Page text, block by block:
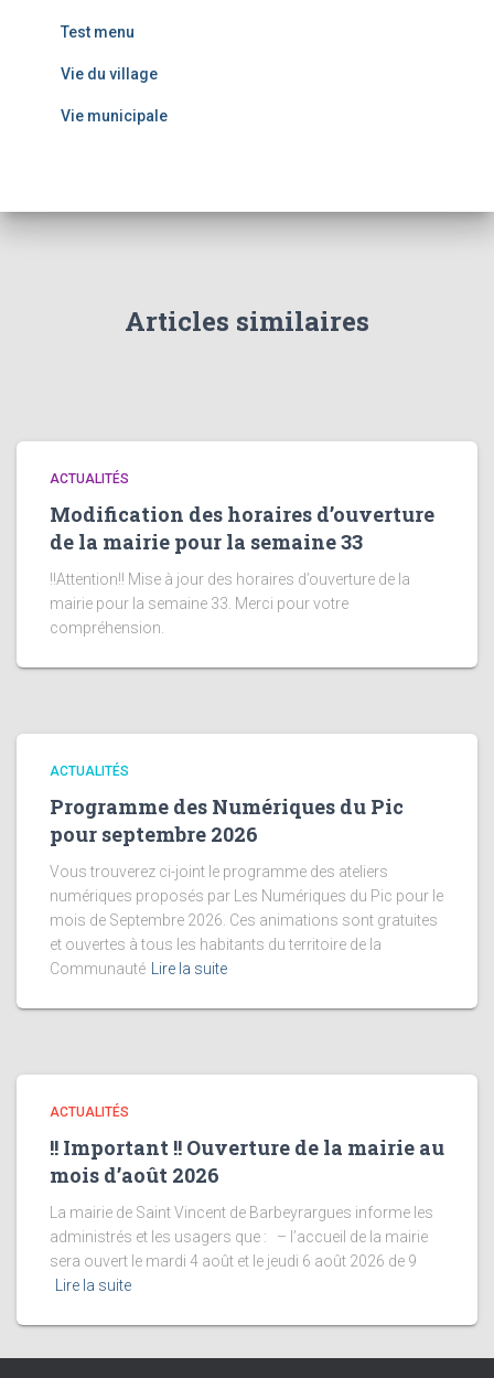
Test menu
Vie du village
Vie municipale
Articles similaires
ACTUALITÉS
Modification des horaires d’ouverture
de la mairie pour la semaine 33
!!Attention!! Mise à jour des horaires d’ouverture de la
mairie pour la semaine 33. Merci pour votre
compréhension.
ACTUALITÉS
Programme des Numériques du Pic
pour septembre 2026
Vous trouverez ci-joint le programme des ateliers
numériques proposés par Les Numériques du Pic pour le
mois de Septembre 2026. Ces animations sont gratuites
et ouvertes à tous les habitants du territoire de la
Communauté
Lire la suite
ACTUALITÉS
!! Important !! Ouverture de la mairie au
mois d’août 2026
La mairie de Saint Vincent de Barbeyrargues informe les
administrés et les usagers que : – l’accueil de la mairie
sera ouvert le mardi 4 août et le jeudi 6 août 2026 de 9
Lire la suite